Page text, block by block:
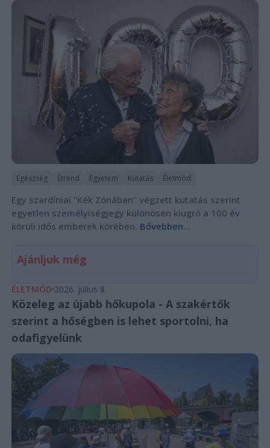
Egészség Étrend Egyetem Kutatás Életmód
Egy szardíniai "Kék Zónában" végzett kutatás szerint
egyetlen személyiségjegy különösen kiugró a 100 év
körüli idős emberek körében. Bővebben...
Ajánljuk még
ÉLETMÓD 2026. július 8.
Közeleg az újabb hőkupola - A szakértők
szerint a hőségben is lehet sportolni, ha
odafigyelünk